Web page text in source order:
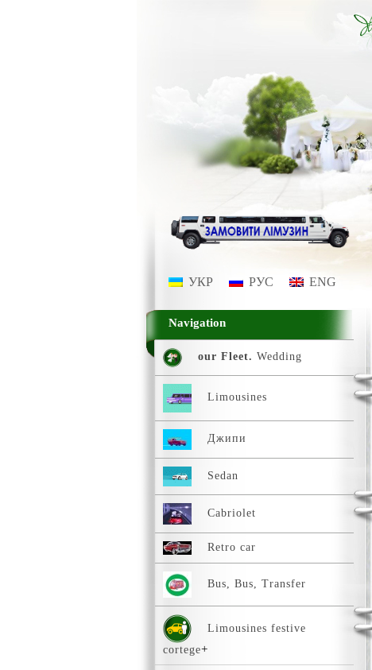
УКР РУС ENG
Navigation
our Fleet. Wedding
Limousines
Джипи
Sedan
Сabriolet
Retro car
Bus, Bus, Transfer
Limousines festive
cortege